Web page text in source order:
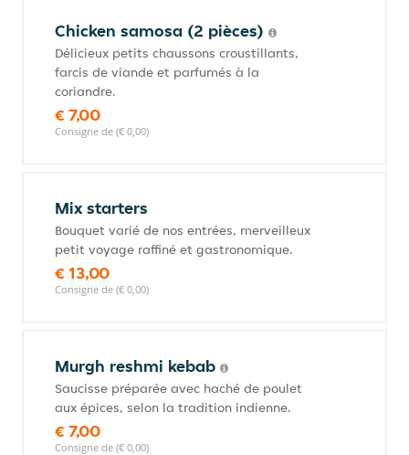
Chicken samosa (2 pièces)
Délicieux petits chaussons croustillants,
farcis de viande et parfumés à la
coriandre.
€ 7,00
Consigne de (€ 0,00)
Mix starters
Bouquet varié de nos entrées, merveilleux
petit voyage raffiné et gastronomique.
€ 13,00
Consigne de (€ 0,00)
Murgh reshmi kebab
Saucisse préparée avec haché de poulet
aux épices, selon la tradition indienne.
€ 7,00
Consigne de (€ 0,00)